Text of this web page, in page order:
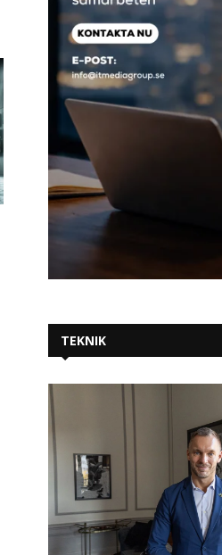
Hogia växer kraftigt i molnet
TEKNIK